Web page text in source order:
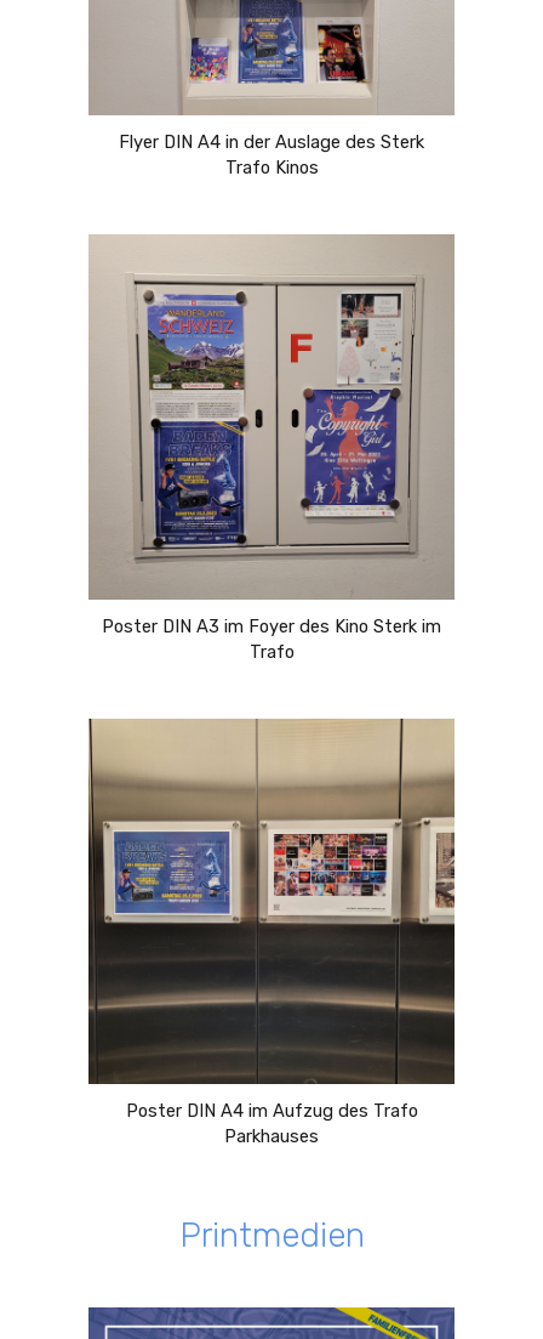
Flyer DIN A4 in der Auslage des Sterk
Trafo Kinos
Poster DIN A3 im Foyer des Kino Sterk im
Trafo
Poster DIN A4 im Aufzug des Trafo
Parkhauses
Printmedien